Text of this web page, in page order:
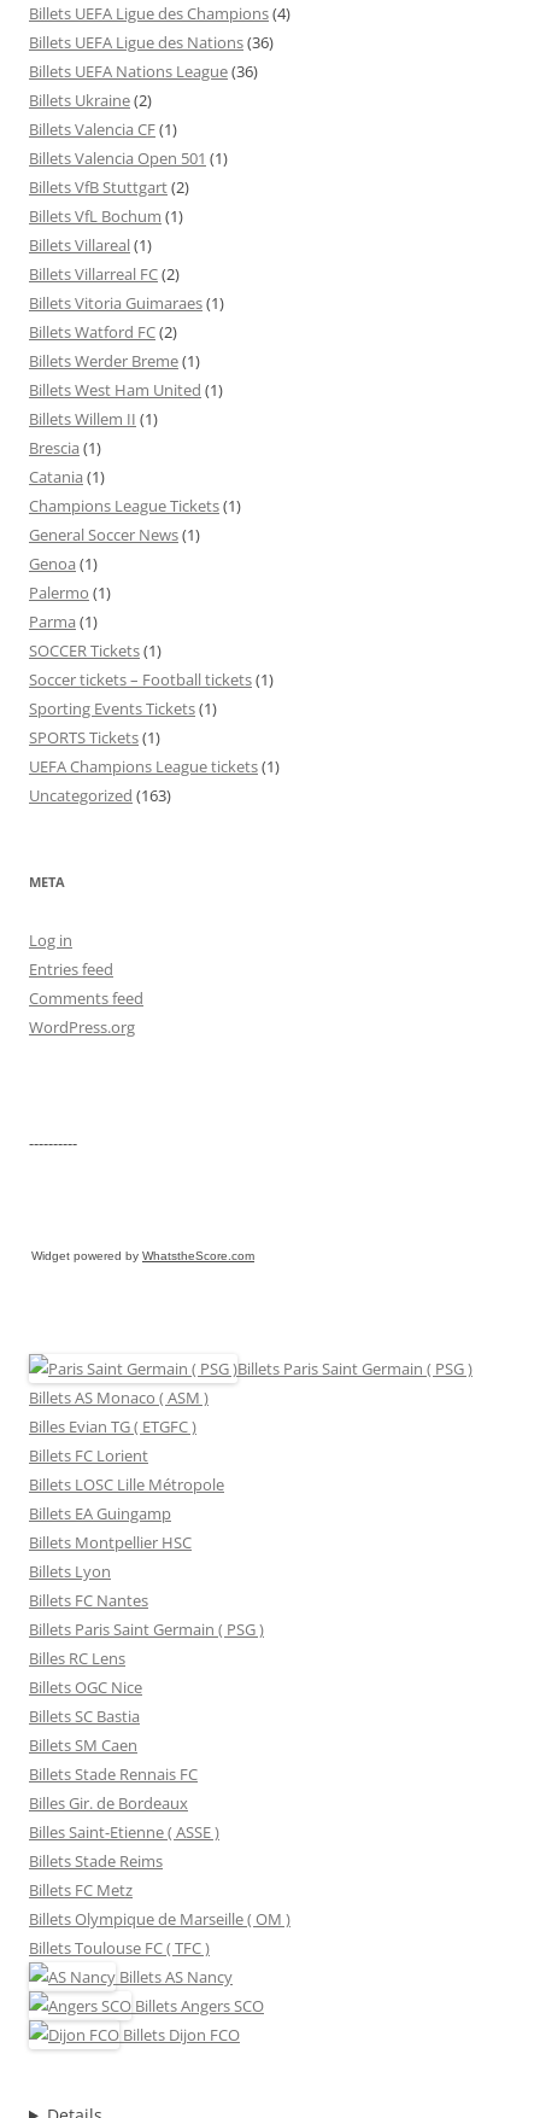
Billets UEFA Ligue des Champions(4)
Billets UEFA Ligue des Nations(36)
Billets UEFA Nations League(36)
Billets Ukraine(2)
Billets Valencia CF(1)
Billets Valencia Open 501 (1)
Billets VfB Stuttgart(2)
Billets VfL Bochum (1)
Billets Villareal(1)
Billets Villarreal FC(2)
Billets Vitoria Guimaraes(1)
Billets Watford FC(2)
Billets Werder Breme(1)
Billets West Ham United (1)
Billets Willem II (1)
Brescia (1)
Catania (1)
Champions League Tickets(1)
General Soccer News(1)
Genoa (1)
Palermo (1)
Parma (1)
SOCCER Tickets(1)
Soccer tickets – Football tickets(1)
Sporting Events Tickets(1)
SPORTS Tickets(1)
UEFA Champions League tickets(1)
Uncategorized (163)
META
Log in
Entries feed
Comments feed
WordPress.org
----------
Widget powered by WhatstheScore.com
Billets Paris Saint Germain ( PSG )
Billets AS Monaco ( ASM )
Billes Evian TG ( ETGFC )
Billets FC Lorient
Billets LOSC Lille Métropole
Billets EA Guingamp
Billets Montpellier HSC
Billets Lyon
Billets FC Nantes
Billets Paris Saint Germain ( PSG )
Billes RC Lens
Billets OGC Nice
Billets SC Bastia
Billets SM Caen
Billets Stade Rennais FC
Billes Gir. de Bordeaux
Billes Saint-Etienne ( ASSE )
Billets Stade Reims
Billets FC Metz
Billets Olympique de Marseille ( OM )
Billets Toulouse FC ( TFC )
BilletsAS Nancy
BilletsAngers SCO
Billets Dijon FCO